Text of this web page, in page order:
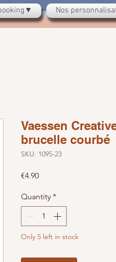
Nos
Vaessen
brucelle courbé
SKU: 1095-23
€4.90Price
Quantity *
Only 5 left in stock